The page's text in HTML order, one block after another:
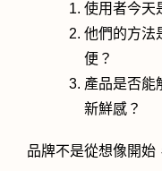
使用者今天
他們的方法
便？
產品是否能
新鮮感？
品牌不是從想像開始